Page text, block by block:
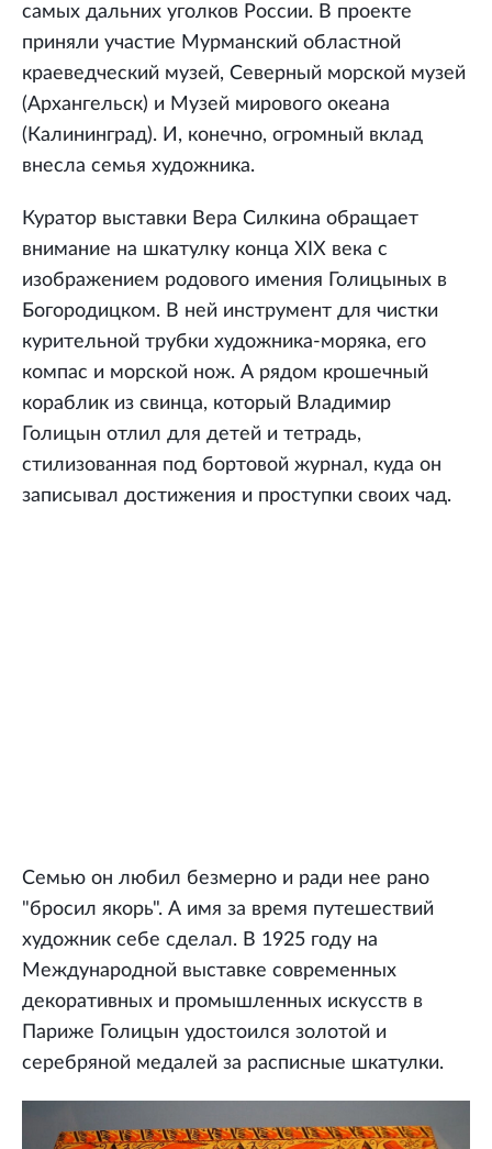
самых дальних уголков России. В проекте
приняли участие Мурманский областной
краеведческий музей, Северный морской музей
(Архангельск) и Музей мирового океана
(Калининград). И, конечно, огромный вклад
внесла семья художника.
Куратор выставки Вера Силкина обращает
внимание на шкатулку конца XIX века с
изображением родового имения Голицыных в
Богородицком. В ней инструмент для чистки
курительной трубки художника-моряка, его
компас и морской нож. А рядом крошечный
кораблик из свинца, который Владимир
Голицын отлил для детей и тетрадь,
стилизованная под бортовой журнал, куда он
записывал достижения и проступки своих чад.
Семью он любил безмерно и ради нее рано
"бросил якорь". А имя за время путешествий
художник себе сделал. В 1925 году на
Международной выставке современных
декоративных и промышленных искусств в
Париже Голицын удостоился золотой и
серебряной медалей за расписные шкатулки.